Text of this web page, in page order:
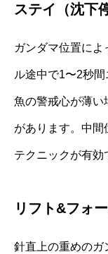
ステイ（沈下
ガンダマ位置に
ル途中で1〜2秒
魚の警戒心が薄い
があります。中
テクニックが有効
リフト&フォ
針直上の重めのガ